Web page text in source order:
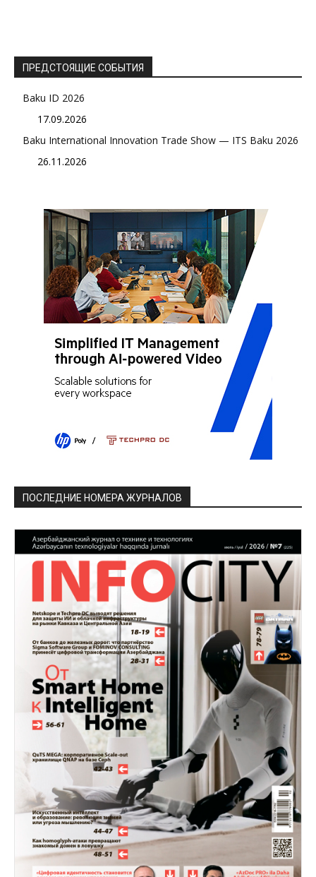
ПРЕДСТОЯЩИЕ СОБЫТИЯ
Baku ID 2026
17.09.2026
Baku International Innovation Trade Show — ITS Baku 2026
26.11.2026
ПОСЛЕДНИЕ НОМЕРА ЖУРНАЛОВ